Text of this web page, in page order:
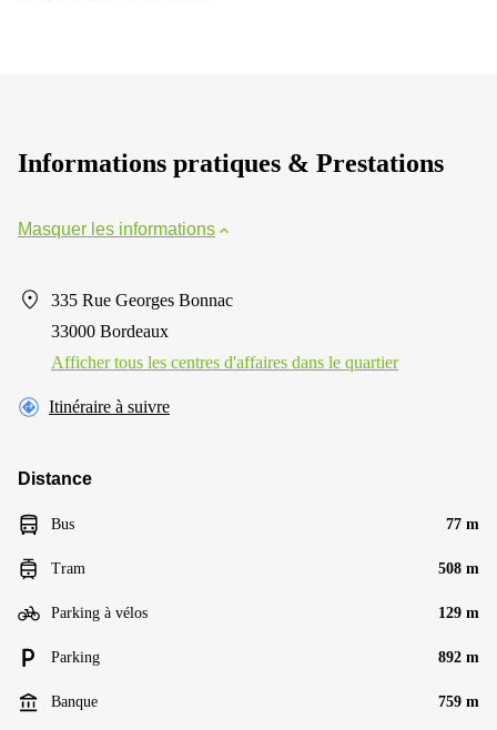
Informations pratiques & Prestations
Masquer les informations
335 Rue Georges Bonnac
33000 Bordeaux
Afficher tous les centres d'affaires dans le quartier
Itinéraire à suivre
Distance
Bus 77 m
Tram 508 m
Parking à vélos 129 m
Parking 892 m
Banque 759 m